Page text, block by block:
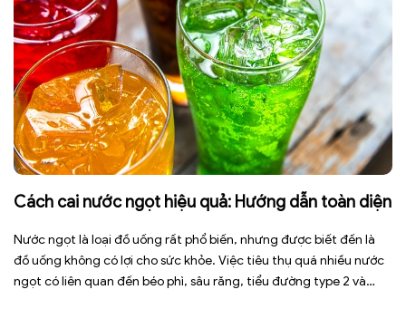
Cách cai nước ngọt hiệu quả: Hướng dẫn toàn diện
Nước ngọt là loại đồ uống rất phổ biến, nhưng được biết đến là
đồ uống không có lợi cho sức khỏe. Việc tiêu thụ quá nhiều nước
ngọt có liên quan đến béo phì, sâu răng, tiểu đường type 2 và